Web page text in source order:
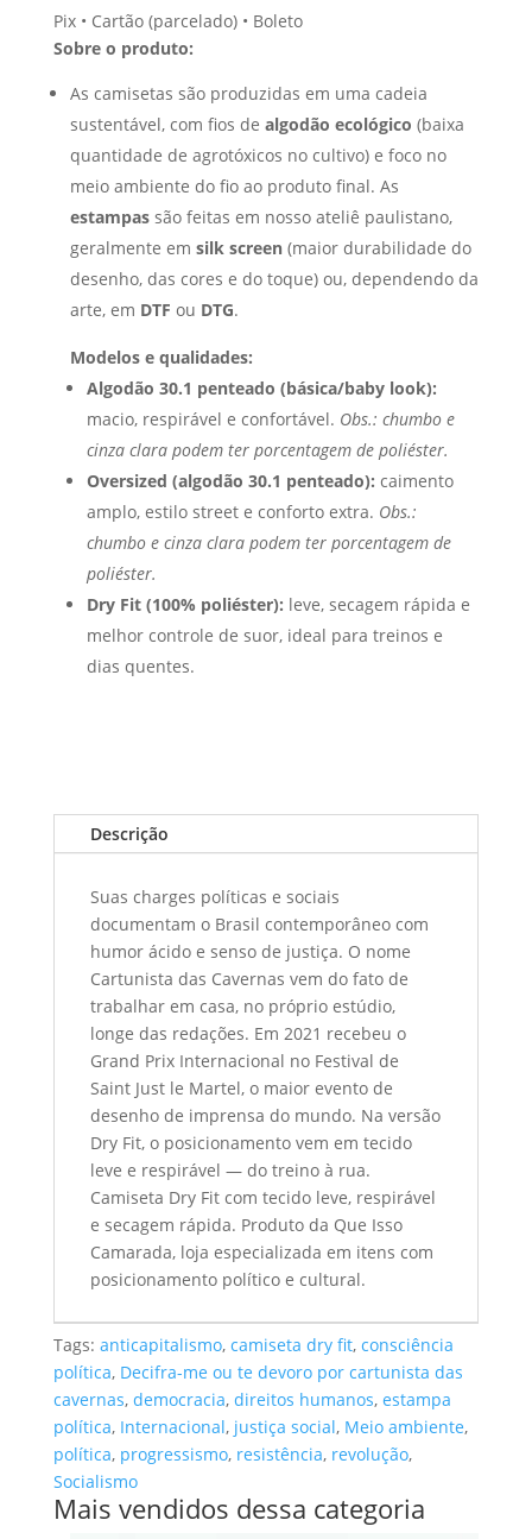
cartunista
das
cavernas
quantidade
Pix • Cartão (parcelado) • Boleto
Sobre o produto:
As camisetas são produzidas em uma cadeia
sustentável, com fios de algodão ecológico (baixa
quantidade de agrotóxicos no cultivo) e foco no
meio ambiente do fio ao produto final. As
estampassão feitas em nosso ateliê paulistano,
geralmente em silk screen(maior durabilidade do
desenho, das cores e do toque) ou, dependendo da
arte, em DTF ou DTG.
Modelos e qualidades:
Algodão 30.1 penteado (básica/baby look):
macio, respirável e confortável. Obs.: chumbo e
cinza clara podem ter porcentagem de poliéster.
Oversized (algodão 30.1 penteado): caimento
amplo, estilo street e conforto extra. Obs.:
chumbo e cinza clara podem ter porcentagem de
poliéster.
Dry Fit (100% poliéster): leve, secagem rápida e
melhor controle de suor, ideal para treinos e
dias quentes.
Descrição
Suas charges políticas e sociais
documentam o Brasil contemporâneo com
humor ácido e senso de justiça. O nome
Cartunista das Cavernas vem do fato de
trabalhar em casa, no próprio estúdio,
longe das redações. Em 2021 recebeu o
Grand Prix Internacional no Festival de
Saint Just le Martel, o maior evento de
desenho de imprensa do mundo. Na versão
Dry Fit, o posicionamento vem em tecido
leve e respirável — do treino à rua.
Camiseta Dry Fit com tecido leve, respirável
e secagem rápida. Produto da Que Isso
Camarada, loja especializada em itens com
posicionamento político e cultural.
Tags: anticapitalismo, camiseta dry fit, consciência
política, Decifra-me ou te devoro por cartunista das
cavernas, democracia, direitos humanos, estampa
política, Internacional, justiça social, Meio ambiente,
política, progressismo, resistência, revolução,
Socialismo
Mais vendidos dessa categoria